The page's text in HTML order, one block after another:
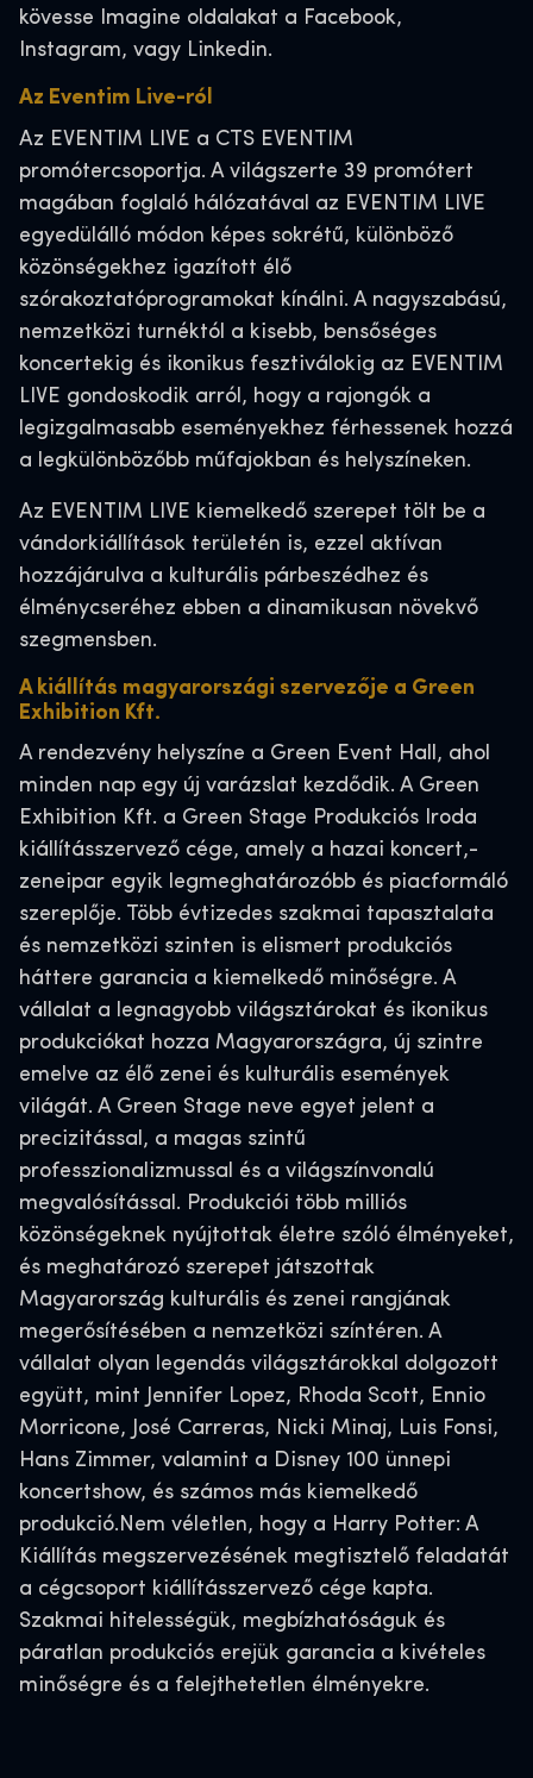
kövesse Imagine oldalakat a Facebook,
Instagram, vagy Linkedin.
Az Eventim Live-ról
Az EVENTIM LIVE a CTS EVENTIM
promótercsoportja. A világszerte 39 promótert
magában foglaló hálózatával az EVENTIM LIVE
egyedülálló módon képes sokrétű, különböző
közönségekhez igazított élő
szórakoztatóprogramokat kínálni. A nagyszabású,
nemzetközi turnéktól a kisebb, bensőséges
koncertekig és ikonikus fesztiválokig az EVENTIM
LIVE gondoskodik arról, hogy a rajongók a
legizgalmasabb eseményekhez férhessenek hozzá
a legkülönbözőbb műfajokban és helyszíneken.
Az EVENTIM LIVE kiemelkedő szerepet tölt be a
vándorkiállítások területén is, ezzel aktívan
hozzájárulva a kulturális párbeszédhez és
élménycseréhez ebben a dinamikusan növekvő
szegmensben.
A kiállítás magyarországi szervezője a Green
Exhibition Kft.
A rendezvény helyszíne a Green Event Hall, ahol
minden nap egy új varázslat kezdődik. A Green
Exhibition Kft. a Green Stage Produkciós Iroda
kiállításszervező cége, amely a hazai koncert,-
zeneipar egyik legmeghatározóbb és piacformáló
szereplője. Több évtizedes szakmai tapasztalata
és nemzetközi szinten is elismert produkciós
háttere garancia a kiemelkedő minőségre. A
vállalat a legnagyobb világsztárokat és ikonikus
produkciókat hozza Magyarországra, új szintre
emelve az élő zenei és kulturális események
világát. A Green Stage neve egyet jelent a
precizitással, a magas szintű
professzionalizmussal és a világszínvonalú
megvalósítással. Produkciói több milliós
közönségeknek nyújtottak életre szóló élményeket,
és meghatározó szerepet játszottak
Magyarország kulturális és zenei rangjának
megerősítésében a nemzetközi színtéren. A
vállalat olyan legendás világsztárokkal dolgozott
együtt, mint Jennifer Lopez, Rhoda Scott, Ennio
Morricone, José Carreras, Nicki Minaj, Luis Fonsi,
Hans Zimmer, valamint a Disney 100 ünnepi
koncertshow, és számos más kiemelkedő
produkció.Nem véletlen, hogy a Harry Potter: A
Kiállítás megszervezésének megtisztelő feladatát
a cégcsoport kiállításszervező cége kapta.
Szakmai hitelességük, megbízhatóságuk és
páratlan produkciós erejük garancia a kivételes
minőségre és a felejthetetlen élményekre.